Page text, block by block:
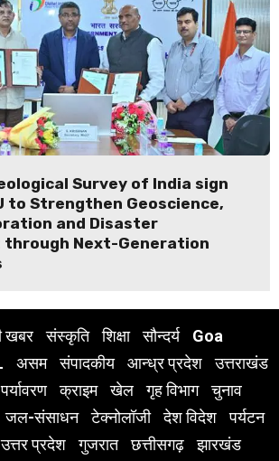
Survey of India sign
to Strengthen Geoscience,
and Disaster
through Next-Generation
खबर संस्कृति शिक्षा सौन्दर्य
Goa
असम संपादकीय आन्ध्र प्रदेश
उत्तराखंड
पर्यावरण क्राइम खेल गृह विभाग
चुनाव
जल-संसाधन टेक्नोलॉजी देश विदेश
पर्यटन
उत्तर प्रदेश गुजरात छत्तीसगढ़ झारखंड